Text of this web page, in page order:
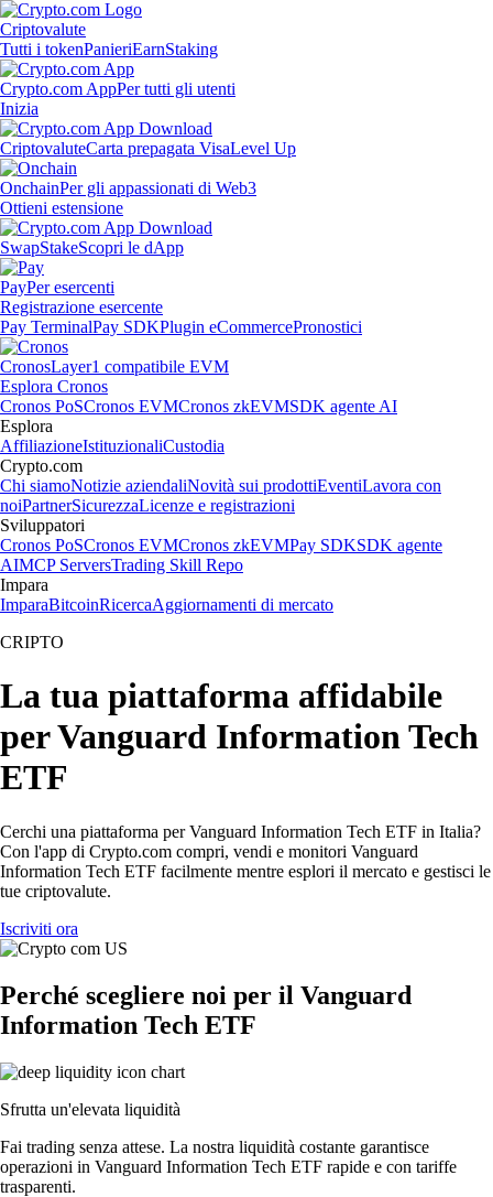
Criptovalute
Tutti i tokenPanieriEarnStaking
Crypto.com AppPer tutti gli utenti
Inizia
CriptovaluteCarta prepagata VisaLevel Up
OnchainPer gli appassionati di Web3
Ottieni estensione
SwapStakeScopri le dApp
PayPer esercenti
Registrazione esercente
Pay TerminalPay SDKPlugin eCommercePronostici
CronosLayer1 compatibile EVM
Esplora Cronos
Cronos PoSCronos EVMCronos zkEVMSDK agente AI
Esplora
AffiliazioneIstituzionaliCustodia
Crypto.com
Chi siamoNotizie aziendaliNovità sui prodottiEventiLavora con
noiPartnerSicurezzaLicenze e registrazioni
Sviluppatori
Cronos PoSCronos EVMCronos zkEVMPay SDKSDK agente
AIMCP ServersTrading Skill Repo
Impara
ImparaBitcoinRicercaAggiornamenti di mercato
CRIPTO
La tua piattaforma affidabile
per Vanguard Information Tech
ETF
Cerchi una piattaforma per Vanguard Information Tech ETF in Italia?
Con l'app di Crypto.com compri, vendi e monitori Vanguard
Information Tech ETF facilmente mentre esplori il mercato e gestisci le
tue criptovalute.
Iscriviti ora
Perché scegliere noi per il Vanguard
Information Tech ETF
Sfrutta un'elevata liquidità
Fai trading senza attese. La nostra liquidità costante garantisce
operazioni in Vanguard Information Tech ETF rapide e con tariffe
trasparenti.